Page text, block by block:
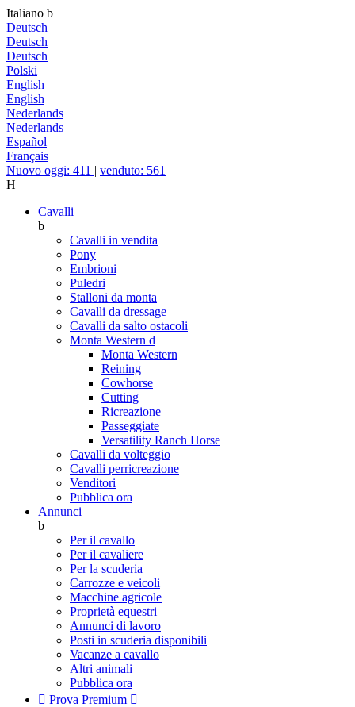
Italiano b
Deutsch
Deutsch
Deutsch
Polski
English
English
Nederlands
Nederlands
Español
Français
Nuovo oggi: 411 | venduto: 561
H
Cavalli
b
Cavalli in vendita
Pony
Embrioni
Puledri
Stalloni da monta
Cavalli da dressage
Cavalli da salto ostacoli
Monta Western d
Monta Western
Reining
Cowhorse
Cutting
Ricreazione
Passeggiate
Versatility Ranch Horse
Cavalli da volteggio
Cavalli perricreazione
Venditori
Pubblica ora
Annunci
b
Per il cavallo
Per il cavaliere
Per la scuderia
Carrozze e veicoli
Macchine agricole
Proprietà equestri
Annunci di lavoro
Posti in scuderia disponibili
Vacanze a cavallo
Altri animali
Pubblica ora
 Prova Premium 